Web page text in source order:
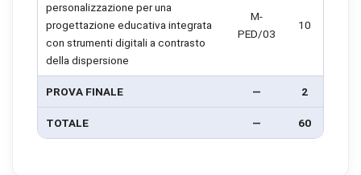
personalizzazione per una
progettazione educativa integrata
con strumenti digitali a contrasto
della dispersione
M-
PED/03
10
PROVA FINALE — 2
TOTALE — 60
Preferenze cookie ×